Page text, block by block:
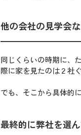
他の会社の見学会
同じくらいの時期に、
際に家を見たのは２社
でも、そこから具体的
最終的に弊社を選